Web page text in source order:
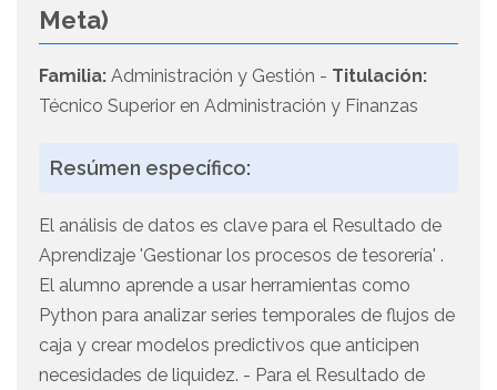
Meta)
Familia: Administración y Gestión - Titulación:
Técnico Superior en Administración y Finanzas
Resúmen específico:
El análisis de datos es clave para el Resultado de
Aprendizaje 'Gestionar los procesos de tesorería' .
El alumno aprende a usar herramientas como
Python para analizar series temporales de flujos de
caja y crear modelos predictivos que anticipen
necesidades de liquidez. - Para el Resultado de